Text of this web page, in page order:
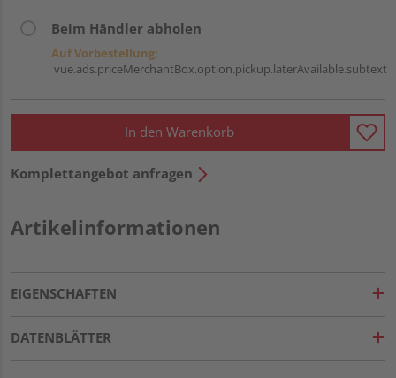
Beim Händler abholen
Auf Vorbestellung:
vue.ads.priceMerchantBox.option.pickup.laterAvailable.subtext
In den Warenkorb
Komplettangebot anfragen
Artikelinformationen
EIGENSCHAFTEN
DATENBLÄTTER